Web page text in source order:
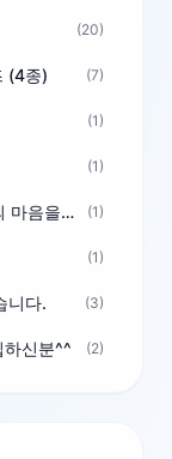
(20)
(4종) (7)
(1)
(1)
📢 ForEducator를 소문내주세요! 감사의 마음을 담은 포인트 선물 (1)
(1)
니다. (3)
하신분^^ (2)